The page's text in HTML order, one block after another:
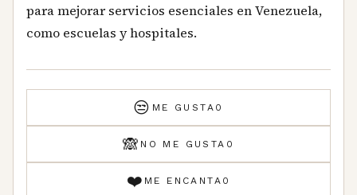
para mejorar servicios esenciales en Venezuela,
como escuelas y hospitales.
😒 ME GUSTA 0
🙈 NO ME GUSTA 0
❤️ ME ENCANTA 0